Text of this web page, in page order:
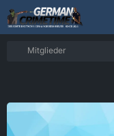
Mitglieder